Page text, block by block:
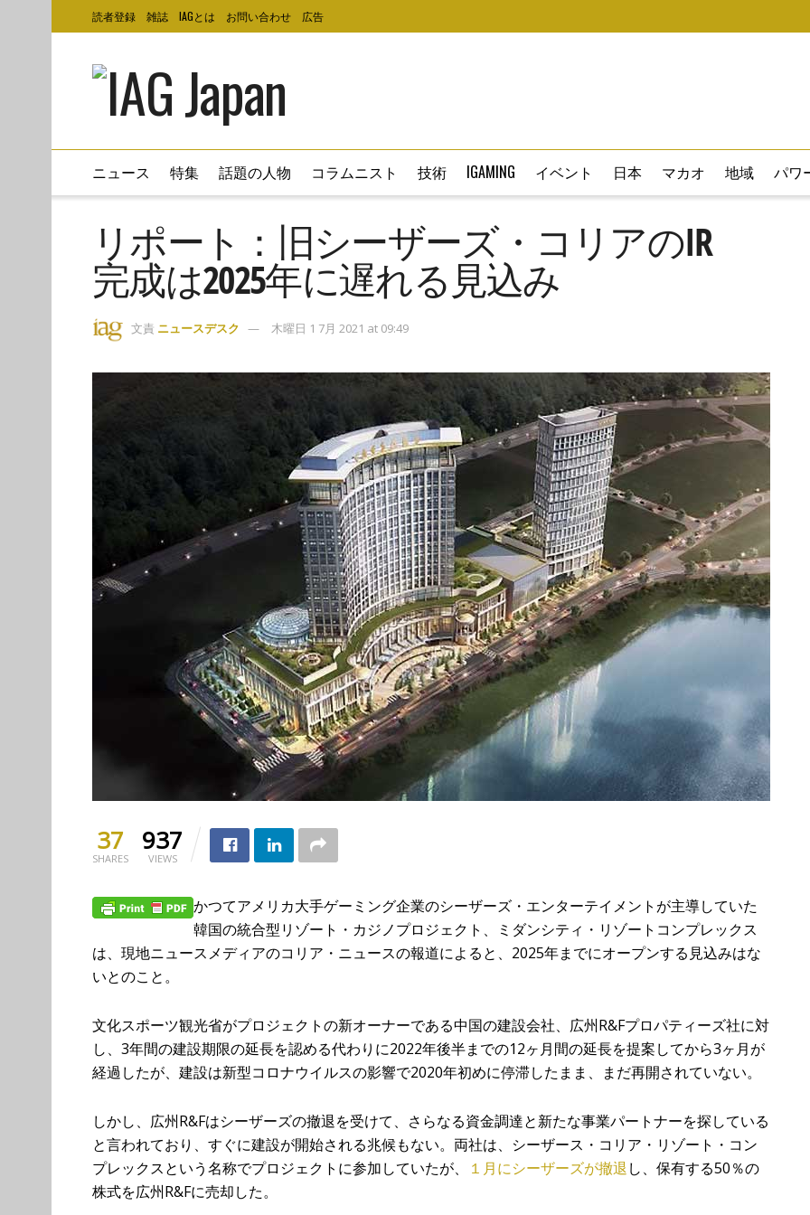
読者登録 雑誌 IAGとは お問い合わせ 広告
ニュース 特集 話題の人物 コラムニスト 技術 IGAMING イベント 日本 マカオ 地域 パワ
リポート：旧シーザーズ・コリアのIR
完成は2025年に遅れる見込み
文責 ニュースデスク 木曜日 1 7月 2021 at 09:49
37
SHARES
937
VIEWS
かつてアメリカ大手ゲーミング企業のシーザーズ・エンターテイメントが主導していた
韓国の統合型リゾート・カジノプロジェクト、ミダンシティ・リゾートコンプレックス
は、現地ニュースメディアのコリア・ニュースの報道によると、2025年までにオープンする見込みはな
いとのこと。
文化スポーツ観光省がプロジェクトの新オーナーである中国の建設会社、広州R&Fプロパティーズ社に対
し、3年間の建設期限の延長を認める代わりに2022年後半までの12ヶ月間の延長を提案してから3ヶ月が
経過したが、建設は新型コロナウイルスの影響で2020年初めに停滞したまま、まだ再開されていない。
しかし、広州R&Fはシーザーズの撤退を受けて、さらなる資金調達と新たな事業パートナーを探している
と言われており、すぐに建設が開始される兆候もない。両社は、シーザース・コリア・リゾート・コン
プレックスという名称でプロジェクトに参加していたが、
１月にシーザーズが撤退 し、保有する50％の
株式を広州R&Fに売却した。